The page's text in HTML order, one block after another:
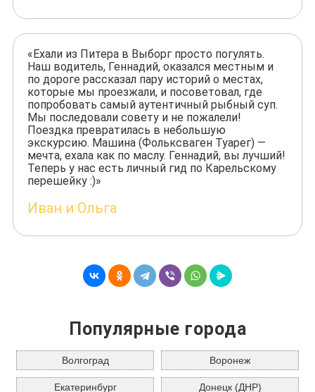
«Ехали из Питера в Выборг просто погулять.
Наш водитель, Геннадий, оказался местным и
по дороге рассказал пару историй о местах,
которые мы проезжали, и посоветовал, где
попробовать самый аутентичный рыбный суп.
Мы последовали совету и не пожалели!
Поездка превратилась в небольшую
экскурсию. Машина (Фольксваген Туарег) —
мечта, ехала как по маслу. Геннадий, вы лучший!
Теперь у нас есть личный гид по Карельскому
перешейку :)»
Иван и Ольга
Популярные города
Волгоград Воронеж
Екатеринбург Донецк (ДНР)